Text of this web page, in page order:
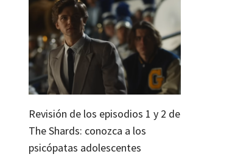
Revisión de los episodios 1 y 2 de
The Shards: conozca a los
psicópatas adolescentes